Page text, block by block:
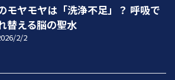
モヤモヤは「洗浄不足」？ 呼吸で
替える脳の聖水
2/2